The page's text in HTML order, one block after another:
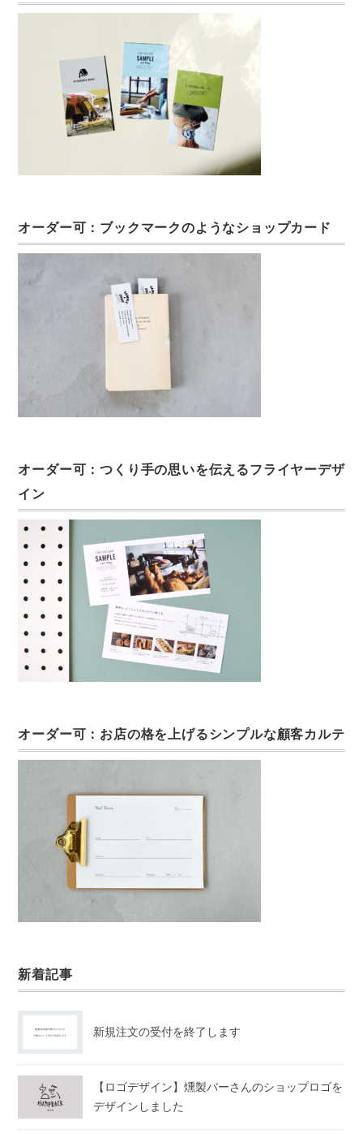
オーダー可：ブックマークのようなショップカード
オーダー可：つくり手の思いを伝えるフライヤーデザ
イン
オーダー可：お店の格を上げるシンプルな顧客カルテ
新着記事
新規注文の受付を終了します
【ロゴデザイン】燻製バーさんのショップロゴを
デザインしました